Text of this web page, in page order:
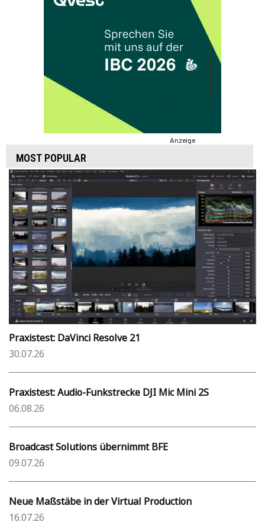
Anzeige
MOST POPULAR
Praxistest: DaVinci Resolve 21
30.07.26
Praxistest: Audio-Funkstrecke DJI Mic Mini 2S
06.08.26
Broadcast Solutions übernimmt BFE
09.07.26
Neue Maßstäbe in der Virtual Production
16.07.26